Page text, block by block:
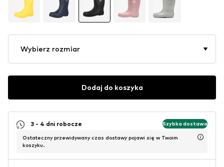
Wybierz rozmiar
Dodaj do koszyka
3 - 4 dni robocze Szybka dostawa
Ostateczny przewidywany czas dostawy pojawi się w Twoim
koszyku.